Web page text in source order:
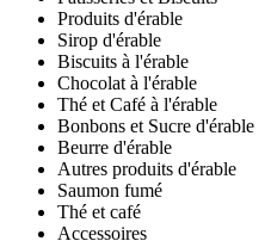
Produits d'érable
Sirop d'érable
Biscuits à l'érable
Chocolat à l'érable
Thé et Café à l'érable
Bonbons et Sucre d'érable
Beurre d'érable
Autres produits d'érable
Saumon fumé
Thé et café
Accessoires